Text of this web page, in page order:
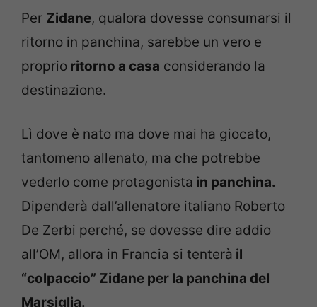
Per Zidane, qualora dovesse consumarsi il
ritorno in panchina, sarebbe un vero e
proprio ritorno a casa considerando la
destinazione.
Lì dove è nato ma dove mai ha giocato,
tantomeno allenato, ma che potrebbe
vederlo come protagonista in panchina.
Dipenderà dall’allenatore italiano Roberto
De Zerbi perché, se dovesse dire addio
all’OM, allora in Francia si tenterà il
“colpaccio” Zidane per la panchina del
Marsiglia.